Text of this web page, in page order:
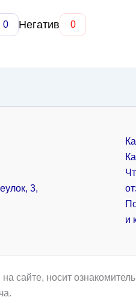
0 Негатив 0
3,
и
сайте, носит